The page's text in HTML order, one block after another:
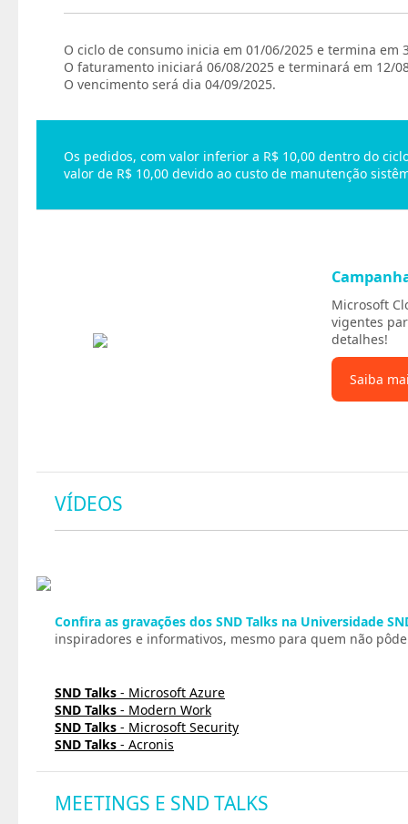
O ciclo de consumo inicia em 01/06/2025 e termina em
O faturamento iniciará 06/08/2025 e terminará em 12/
O vencimento será dia 04/09/2025.
Os pedidos, com valor inferior a R$ 10,00 dentro do
valor de R$ 10,00 devido ao custo de manutenção
Microsoft
vigentes
detalhes!
Saiba
VÍDEOS
Confira as gravações dos SND Talks na Universidade
inspiradores e informativos, mesmo para quem não
SND Talks - Microsoft Azure
SND Talks - Modern Work
SND Talks - Microsoft Security
SND Talks - Acronis
MEETINGS E SND TALKS